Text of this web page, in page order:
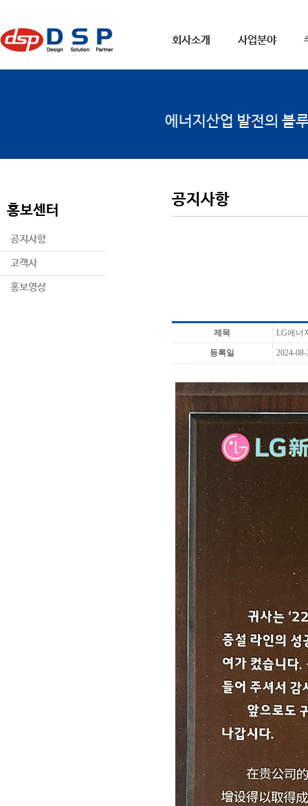
회사소개 사업분야
에너지산업 발전의 블
홍보센터
공지사항
고객사
홍보영상
공지사항
제목 LG에너
등록일 2024-08-